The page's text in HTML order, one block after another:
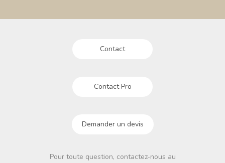
Contact
Contact Pro
Demander un devis
Pour toute question, contactez-nous au